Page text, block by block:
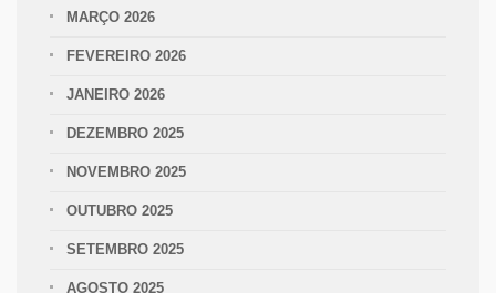
MARÇO 2026
FEVEREIRO 2026
JANEIRO 2026
DEZEMBRO 2025
NOVEMBRO 2025
OUTUBRO 2025
SETEMBRO 2025
AGOSTO 2025